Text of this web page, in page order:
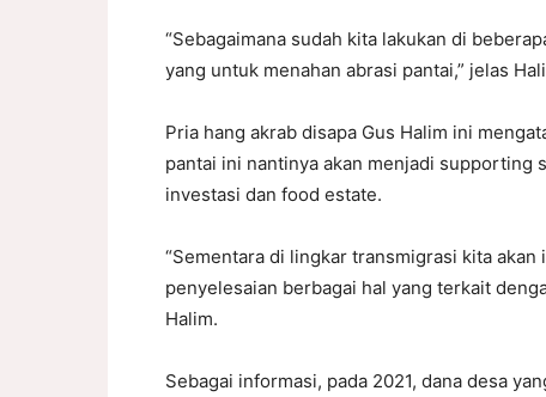
“Sebagaimana sudah kita lakukan di
yang untuk menahan abrasi pantai,” jelas
Pria hang akrab disapa Gus Halim ini
pantai ini nantinya akan menjadi supporting
investasi dan food estate.
“Sementara di lingkar transmigrasi kita
penyelesaian berbagai hal yang terkait
Halim.
Sebagai informasi, pada 2021, dana desa